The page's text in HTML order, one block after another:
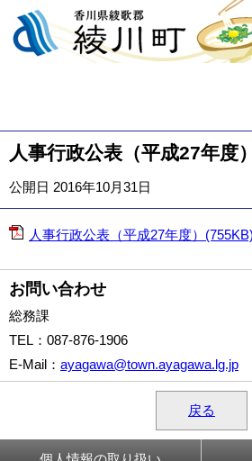
人事行政公表（平成27年度）
公開日 2016年10月31日
人事行政公表（平成27年度）(755KB)
お問い合わせ
総務課
TEL ：087-876-1906
E-Mail ： ayagawa@town.ayagawa.lg.jp
戻る